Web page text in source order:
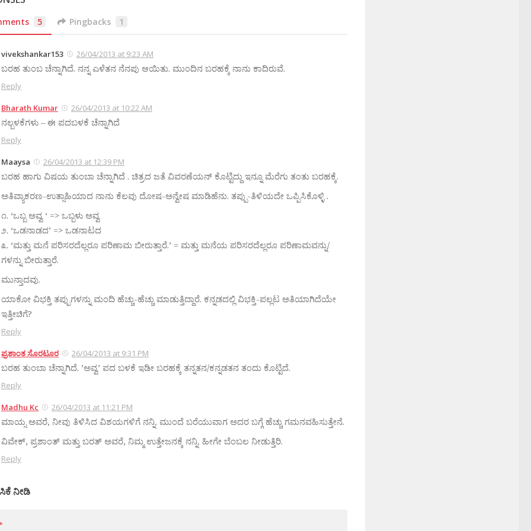
5 Pingbacks 1
vivekshankar153 26/04/2013 at 9:23 AM
ಬರಹ ತುಂಬ ಚೆನ್ನಾಗಿದೆ. ನನ್ನ ಎಳೆತನ ನೆನಪು ಆಯಿತು. ಮುಂದಿನ ಬರಹಕ್ಕೆ ನಾನು ಕಾದಿರುವೆ.
Reply
Bharath Kumar 26/04/2013 at 10:22 AM
ನಲ್ಬಳಕೆಗಳು – ಈ ಪದಬಳಕೆ ಚೆನ್ನಾಗಿದೆ
Reply
Maaysa 26/04/2013 at 12:39 PM
ಬರಹ ಹಾಗು ವಿಷಯ ತುಂಬಾ ಚೆನ್ನಾಗಿದೆ . ಚಿತ್ರದ ಜತೆ ವಿವರಣೆಯನ್ ಕೊಟ್ಟಿದ್ದು ಇನ್ನೂ ಮೆರೆಗು ತಂತು ಬರಹಕ್ಕೆ.
ಅತಿವ್ಯಾಕರಣ-ಉತ್ಸಾಹಿಯಾದ ನಾನು ಕೆಲವು ದೋಷ-ಅನ್ವೇಷ ಮಾಡಿಹೆನು. ತಪ್ಪು-ತಿಳಿಯದೇ ಒಪ್ಪಿಸಿಕೊಳ್ಳಿ .
೧. ‘ಒಬ್ಬ ಅವ್ವ ‘ => ಒಬ್ಬಳು ಅವ್ವ
೨. ‘ಒಡನಾಡದ’ => ಒಡನಾಟದ
೩. ‘ಮತ್ತು ಮನೆ ಪರಿಸರದೆಲ್ಲರೂ ಪರಿಣಾಮ ಬೀರುತ್ತಾರೆ.’ = ಮತ್ತು ಮನೆಯ ಪರಿಸರದೆಲ್ಲರೂ ಪರಿಣಾಮವನ್ನು/
ಗಳನ್ನು ಬೀರುತ್ತಾರೆ.
ಮುನ್ತಾದವು.
ಯಾಕೋ ವಿಭಕ್ತಿ ತಪ್ಪುಗಳನ್ನು ಮಂದಿ ಹೆಚ್ಚು-ಹೆಚ್ಚು ಮಾಡುತ್ತಿದ್ದಾರೆ. ಕನ್ನಡದಲ್ಲಿ ವಿಭಕ್ತಿ-ಪಲ್ಲಟ ಅತಿಯಾಗಿದೆಯೇ
ಇತ್ತೀಚಿಗೆ?
Reply
ಪ್ರಶಾಂತ ಸೊರಟೂರ 26/04/2013 at 9:31 PM
ಬರಹ ತುಂಬಾ ಚೆನ್ನಾಗಿದೆ. ’ಅವ್ವ’ ಪದ ಬಳಕೆ ಇಡೀ ಬರಹಕ್ಕೆ ತನ್ನತನ/ಕನ್ನಡತನ ತಂದು ಕೊಟ್ಟಿದೆ.
Reply
Madhu Kc 26/04/2013 at 11:21 PM
ಮಾಯ್ಸ ಅವರೆ, ನೀವು ತಿಳಿಸಿದ ವಿಶಯಗಳಿಗೆ ನನ್ನಿ. ಮುಂದೆ ಬರೆಯುವಾಗ ಅದರ ಬಗ್ಗೆ ಹೆಚ್ಚು ಗಮನವಹಿಸುತ್ತೇನೆ.
ವಿವೇಕ್, ಪ್ರಶಾಂತ್ ಮತ್ತು ಬರತ್ ಅವರೆ, ನಿಮ್ಮ ಉತ್ತೇಜನಕ್ಕೆ ನನ್ನಿ. ಹೀಗೇ ಬೆಂಬಲ ನೀಡುತ್ತಿರಿ.
Reply
ನೀಡಿ